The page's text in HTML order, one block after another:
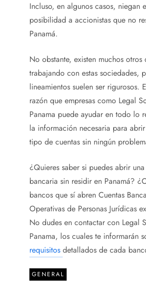
Incluso, en algunos casos, niegan
posibilidad a accionistas que no
Panamá.
No obstante, existen muchos otros
trabajando con estas sociedades,
lineamientos suelen ser rigurosos.
razón que empresas como Legal
Panama puede ayudar en todo lo
la información necesaria para
tipo de cuentas sin ningún
¿Quieres saber si puedes abrir
bancaria sin residir en Panamá?
bancos que sí abren Cuentas
Operativas de Personas Jurídicas
No dudes en contactar con Legal
Panama, los cuales te informarán
requisitos detallados de cada
GENERAL